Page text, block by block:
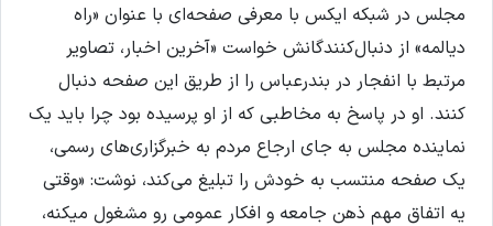
مجلس در شبکه‌ ایکس با معرفی صفحه‌ای با عنوان «راه
دیالمه» از دنبال‌کنندگانش خواست «آخرین اخبار، تصاویر
مرتبط با انفجار در بندرعباس را از طریق این صفحه دنبال
کنند. او در پاسخ به مخاطبی که از او پرسیده بود چرا باید یک
نماینده مجلس به جای ارجاع مردم به خبرگزاری‌های رسمی،
یک صفحه منتسب به خودش را تبلیغ می‌کند، نوشت: «وقتی
یه اتفاق مهم ذهن جامعه و افکار عمومی رو مشغول میکنه،